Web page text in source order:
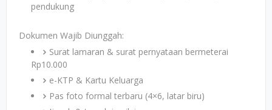
pendukung
Dokumen Wajib Diunggah:
Surat lamaran & surat pernyataan bermeterai
Rp10.000
e-KTP & Kartu Keluarga
Pas foto formal terbaru (4×6, latar biru)